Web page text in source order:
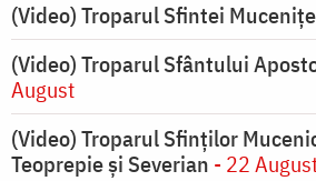
(Video) Troparul Sfintei
(Video) Troparul Sfântului
August
(Video) Troparul Sfinților
Teoprepie și Severian - 22